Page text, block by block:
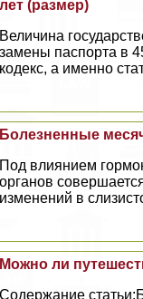
лет (размер)
Величина
замены паспорта в
кодекс, а именно
Болезненные
Под влиянием
органов
изменений в
Можно ли
Содержание